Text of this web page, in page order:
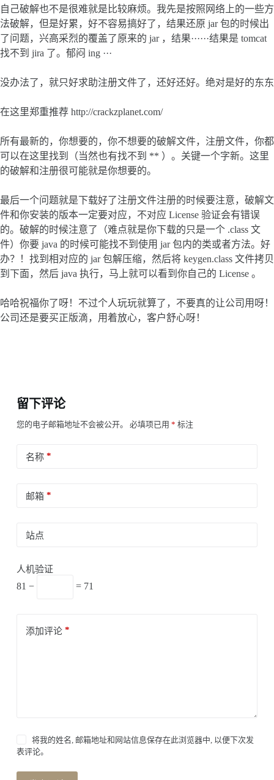
自己破解也不是很难就是比较麻烦。我先是按照网络上的一些方
法破解，但是好累，好不容易搞好了，结果还原 jar 包的时候出
了问题，兴高采烈的覆盖了原来的 jar ，结果······结果是 tomcat
找不到 jira 了。郁闷 ing ···
没办法了，就只好求助注册文件了，还好还好。绝对是好的东东
在这里郑重推荐 http://crackzplanet.com/
所有最新的，你想要的，你不想要的破解文件，注册文件，你都
可以在这里找到（当然也有找不到 ** ）。关键一个字新。这里
的破解和注册很可能就是你想要的。
最后一个问题就是下载好了注册文件注册的时候要注意，破解文
件和你安装的版本一定要对应，不对应 License 验证会有错误
的。破解的时候注意了（难点就是你下载的只是一个 .class 文
件）你要 java 的时候可能找不到使用 jar 包内的类或者方法。好
办？！找到相对应的 jar 包解压缩，然后将 keygen.class 文件拷贝
到下面，然后 java 执行，马上就可以看到你自己的 License 。
哈哈祝福你了呀！不过个人玩玩就算了，不要真的让公司用呀！
公司还是要买正版滴，用着放心，客户舒心呀！
留下评论
您的电子邮箱地址不会被公开。 必填项已用 * 标注
名称*
邮箱*
站点
人机验证
81 − = 71
添加评论*
将我的姓名, 邮箱地址和网站信息保存在此浏览器中, 以便下次发
表评论。